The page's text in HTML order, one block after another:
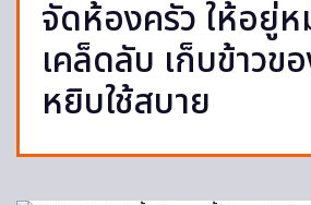
จัดห้องครัว ให้อยู่
เคล็ดลับ เก็บข้าวข
หยิบใช้สบาย